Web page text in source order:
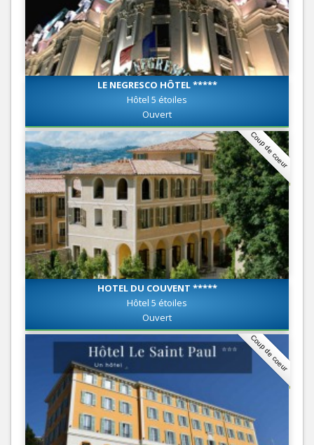
LE NEGRESCO HÔTEL *****
Hôtel 5 étoiles
Ouvert
Coup de coeur
HOTEL DU COUVENT *****
Hôtel 5 étoiles
Ouvert
Coup de coeur